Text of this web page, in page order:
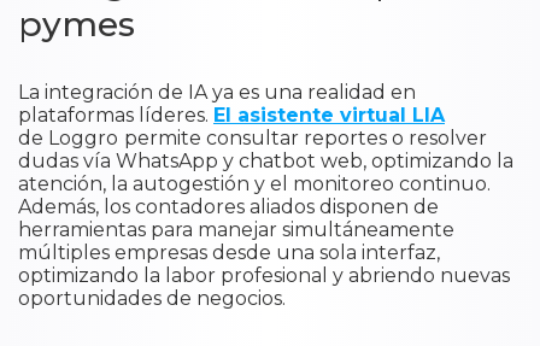
pymes
La integración de IA ya es una realidad en
plataformas líderes. El asistente virtual LIA
de Loggro permite consultar reportes o resolver
dudas vía WhatsApp y chatbot web, optimizando la
atención, la autogestión y el monitoreo continuo.
Además, los contadores aliados disponen de
herramientas para manejar simultáneamente
múltiples empresas desde una sola interfaz,
optimizando la labor profesional y abriendo nuevas
oportunidades de negocios.